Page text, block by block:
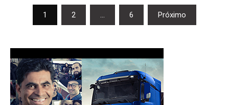
Navegação
1 2 … 6 Próximo